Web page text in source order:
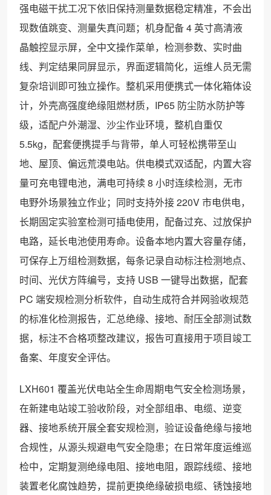
强电磁干扰工况下依旧保持测量数据稳定精准，不会出
现数值跳变、测量失真问题；机身配备 4 英寸高清液
晶触控显示屏，全中文操作菜单，检测参数、实时曲
线、判定结果同屏显示，界面逻辑简化，运维人员无需
复杂培训即可独立操作。整机采用便携式一体化箱体设
计，外壳高强度绝缘阻燃材质，IP65 防尘防水防护等
级，适配户外潮湿、沙尘作业环境，整机自重仅
5.5kg，配套便携提手与背带，单人可轻松携带至山
地、屋顶、偏远荒漠电站。供电模式双适配，内置大容
量可充电锂电池，满电可持续 8 小时连续检测，无市
电野外场景独立作业；同时支持外接 220V 市电供电，
长期固定实验室检测可插电使用，配备过充、过放保护
电路，延长电池使用寿命。设备本地内置大容量存储，
可保存上万组检测数据，每条记录自动标注检测地点、
时间、光伏方阵编号，支持 USB 一键导出数据，配套
PC 端安规检测分析软件，自动生成符合并网验收规范
的标准化检测报告，汇总绝缘、接地、耐压全部测试数
据，标注不合格项整改建议，报告可直接用于项目竣工
备案、年度安全评估。
LXH601 覆盖光伏电站全生命周期电气安全检测场景，
在新建电站竣工验收阶段，对全部组串、电缆、逆变
器、接地系统开展全套安规检测，验证设备绝缘与接地
合规性，从源头规避电气安全隐患；在日常年度运维巡
检中，定期复测绝缘电阻、接地电阻，跟踪线缆、接地
装置老化腐蚀趋势，提前更换绝缘破损电缆、锈蚀接地